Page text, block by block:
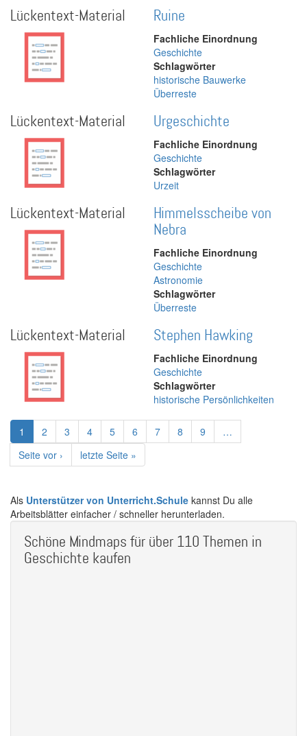
Lückentext-Material Ruine
Fachliche Einordnung
Geschichte
Schlagwörter
historische Bauwerke
Überreste
Lückentext-Material Urgeschichte
Fachliche Einordnung
Geschichte
Schlagwörter
Urzeit
Lückentext-Material
Himmelsscheibe von
Nebra
Fachliche Einordnung
Geschichte
Astronomie
Schlagwörter
Überreste
Lückentext-Material Stephen Hawking
Fachliche Einordnung
Geschichte
Schlagwörter
historische Persönlichkeiten
Seitennummerierung
Aktuelle
Seite
1 Page
2 Page
3 Page
4 Page
5 Page
6 Page
7 Page
8 Page
9
…
Nächste
Seite
Seite vor ›
Letzte
Seite
letzte Seite »
Als Unterstützer von Unterricht.Schule kannst Du alle
Arbeitsblätter einfacher / schneller herunterladen.
Schöne Mindmaps für über 110 Themen in
Geschichte kaufen